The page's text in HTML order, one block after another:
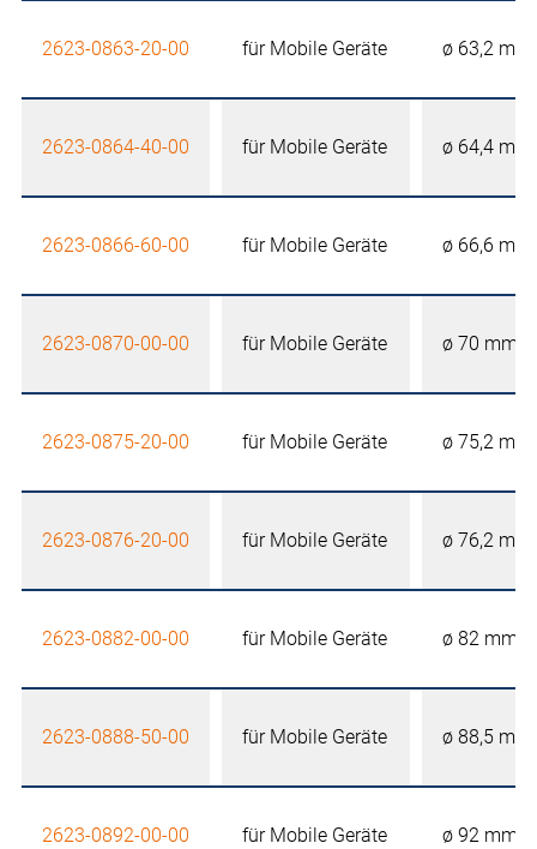
2623-0863-20-00 für Mobile Geräte ø 63,2 mm
2623-0864-40-00 für Mobile Geräte ø 64,4 mm
2623-0866-60-00 für Mobile Geräte ø 66,6 mm
2623-0870-00-00 für Mobile Geräte ø 70 mm
2623-0875-20-00 für Mobile Geräte ø 75,2 mm
2623-0876-20-00 für Mobile Geräte ø 76,2 mm
2623-0882-00-00 für Mobile Geräte ø 82 mm
2623-0888-50-00 für Mobile Geräte ø 88,5 mm
2623-0892-00-00 für Mobile Geräte ø 92 mm